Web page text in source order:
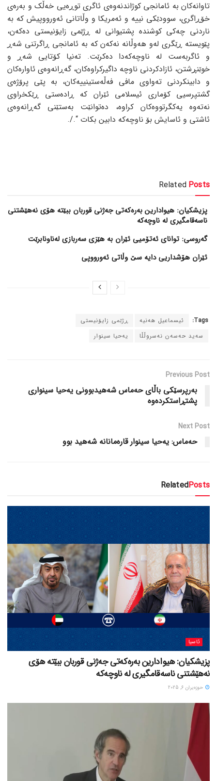
تاوانەکان بە ئامانجی کوژاندنەوەی ئاگری توڕەیی خەڵک و بەرەی
خۆڕاگری، سوودێکی نییە و ئەمریکا و وڵاتانی ئەورووپیش کە بە
ناردنی چەکی کوشندە پشتیوانی لە ڕژێمی زایۆنیستی دەکەن،
پێویستە ڕێگری لەو هەوڵانە نەکەن کە بە ئامانجی ڕاگرتنی شەڕ
و ئاگربەست لە ناوچەکەدا دەکرێت. تەنیا کۆتایی شەڕ و
خوێنڕشتن، ئازادکردنی ناوچە داگیرکراوەکان، گەڕانەوەی ئاوارەکان
و دابینکردنی تەواوی مافی فەڵەستینییەکان، بە پێی پرۆژەی
گشتپرسیی کۆماری ئیسلامی ئێران کە ڕادەستی ڕێکخراوی
نەتەوە یەکگرتووەکان کراوە، دەتوانێت بەستێنی گەڕانەوەی
ئاشتی و ئاسایش بۆ ناوچەکە دابین بکات “./.
Related Posts
پزیشکیان: هیوادارین بەرەکەتی جەژنی قوربان ببێتە هۆی نەهێشتنی
ناسەقامگیری لە ناوچەکە
گەروسی: توانای ئەتۆمیی ئێران بە هێزی سەربازی لەناونابرێت
ئێران هۆشداریی دایە سێ وڵاتی ئەورووپی
Tags: ئیسماعیل هەنیە
ڕژێمی زایۆنیستی
سەید حەسەن نەسروڵڵا
یەحیا سینوار
Previous Post
بەرپرسێکی باڵای حەماس شەهیدبوونی یەحیا سینواری
پشتڕاستکردەوە
Next Post
حەماس: یەحیا سینوار قارەمانانە شەهید بوو
RelatedPosts
ئاسیا
پزیشکیان: هیوادارین بەرەکەتی جەژنی قوربان ببێتە هۆی
نەهێشتنی ناسەقامگیری لە ناوچەکە
حوزه‌یران 6, 2025